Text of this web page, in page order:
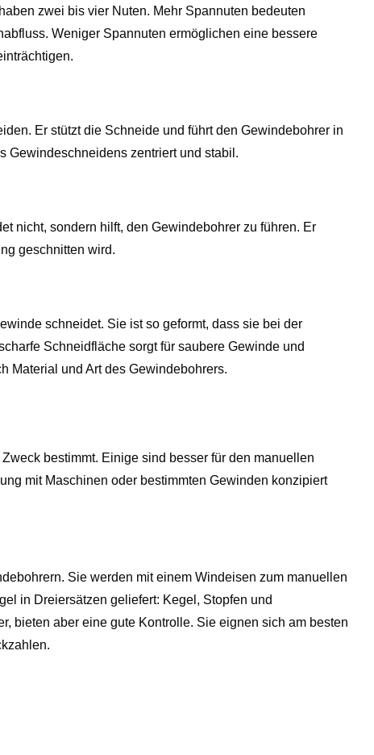
zwei bis vier Nuten. Mehr Spannuten bedeuten
Weniger Spannuten ermöglichen eine bessere
Er stützt die Schneide und führt den Gewindebohrer in
Gewindeschneidens zentriert und stabil.
nicht, sondern hilft, den Gewindebohrer zu führen. Er
geschnitten wird.
schneidet. Sie ist so geformt, dass sie bei der
Schneidfläche sorgt für saubere Gewinde und
Material und Art des Gewindebohrers.
bestimmt. Einige sind besser für den manuellen
mit Maschinen oder bestimmten Gewinden konzipiert
Sie werden mit einem Windeisen zum manuellen
in Dreiersätzen geliefert: Kegel, Stopfen und
bieten aber eine gute Kontrolle. Sie eignen sich am besten